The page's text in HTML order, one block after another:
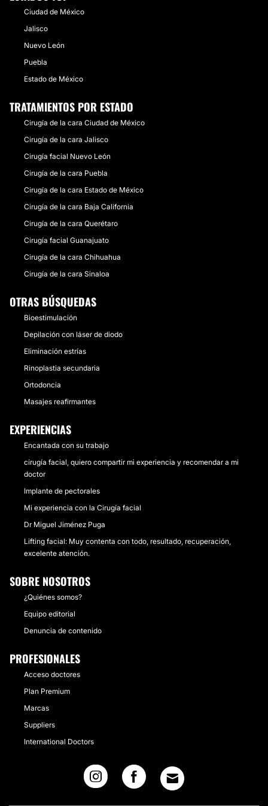
Oaxaca
Hidalgo
Guerrero
Durango
Zacatecas
Ciudad de México
Jalisco
Nuevo León
Puebla
Estado de México
TRATAMIENTOS POR ESTADO
Cirugía de la cara Ciudad de México
Cirugía de la cara Jalisco
Cirugía facial Nuevo León
Cirugía de la cara Puebla
Cirugía de la cara Estado de México
Cirugía de la cara Baja California
Cirugía de la cara Querétaro
Cirugía facial Guanajuato
Cirugía de la cara Chihuahua
Cirugía de la cara Sinaloa
OTRAS BÚSQUEDAS
Bioestimulación
Depilación con láser de diodo
Eliminación estrías
Rinoplastia secundaria
Ortodoncia
Masajes reafirmantes
EXPERIENCIAS
Encantada con su trabajo
cirugía facial, quiero compartir mi experiencia y recomendar a mi
doctor
Implante de pectorales
Mi experiencia con la Cirugía facial
Dr Miguel Jiménez Puga
Lifting facial: Muy contenta con todo, resultado, recuperación,
excelente atención.
SOBRE NOSOTROS
¿Quiénes somos?
Equipo editorial
Denuncia de contenido
PROFESIONALES
Acceso doctores
Plan Premium
Marcas
Suppliers
International Doctors